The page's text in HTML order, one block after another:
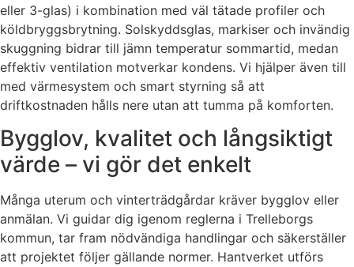
eller 3-glas) i kombination med väl tätade profiler och
köldbryggsbrytning. Solskyddsglas, markiser och invändig
skuggning bidrar till jämn temperatur sommartid, medan
effektiv ventilation motverkar kondens. Vi hjälper även till
med värmesystem och smart styrning så att
driftkostnaden hålls nere utan att tumma på komforten.
Bygglov, kvalitet och långsiktigt
värde – vi gör det enkelt
Många uterum och vinterträdgårdar kräver bygglov eller
anmälan. Vi guidar dig igenom reglerna i Trelleborgs
kommun, tar fram nödvändiga handlingar och säkerställer
att projektet följer gällande normer. Hantverket utförs